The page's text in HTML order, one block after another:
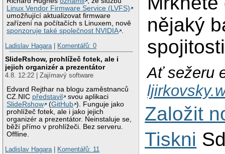
Linux Vendor Firmware Service (LVFS)
umožňující aktualizovat firmware
zařízení na počítačích s Linuxem, nově
sponzoruje také společnost NVIDIA .
Ladislav Hagara| Komentářů: 0
SlideRshow, prohlížeč fotek, ale i
jejich organizér a prezentátor
4.8. 12:22 | Zajímavý software
Edvard Rejthar na blogu zaměstnanců
CZ.NIC představil
svou aplikaci
SlideRshow
(GitHub ). Funguje jako
prohlížeč fotek, ale i jako jejich
organizér a prezentátor. Neinstaluje se,
běží přímo v prohlížeči. Bez serveru.
Offline.
Ladislav Hagara| Komentářů: 11
nějaký
Ať sežeru
Založit
Tiskni